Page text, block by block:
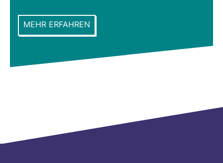
MEHR ERFAHREN